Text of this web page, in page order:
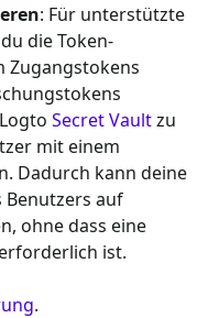
: Für unterstützte
die Token-
Zugangstokens
Secret Vaultzu
mit einem
Dadurch kann deine
Benutzers auf
ohne dass eine
ist.
.